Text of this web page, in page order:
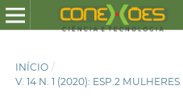
INÍCIO /
V. 14 N. 1 (2020): ESP.2